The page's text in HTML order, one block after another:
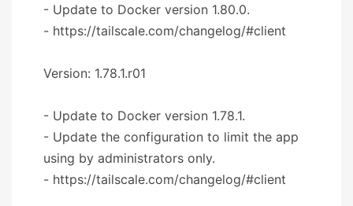
- Update to Docker version 1.80.0.
- https://tailscale.com/changelog/#client
Version: 1.78.1.r01
- Update to Docker version 1.78.1.
- Update the configuration to limit the app
using by administrators only.
- https://tailscale.com/changelog/#client